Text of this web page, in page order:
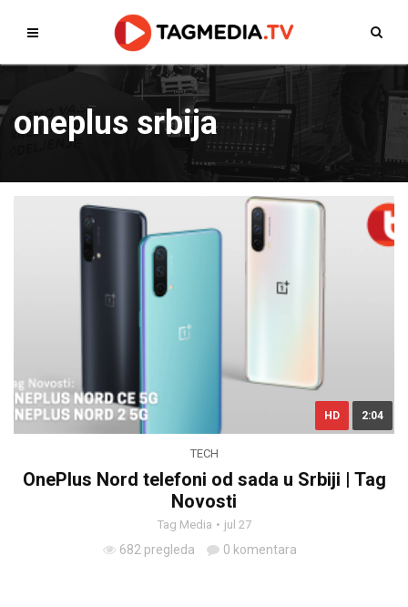
oneplus srbija
HD 2:04
TECH
OnePlus Nord telefoni od sada u Srbiji | Tag
Novosti
Tag Media jul 27
682 pregleda 0 komentara